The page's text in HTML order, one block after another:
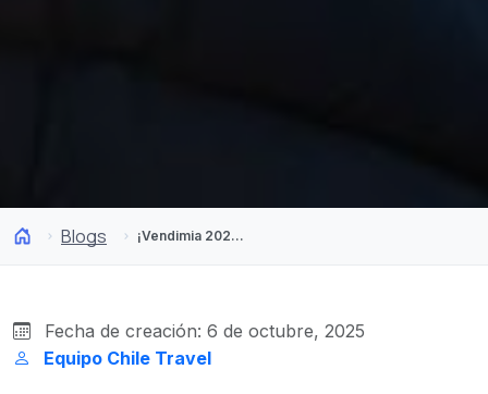
Blogs ¡Vendimia 2026 en Chile! La fiesta dedicada exclusivamente al vino
Fecha de creación: 6 de octubre, 2025
Equipo Chile Travel